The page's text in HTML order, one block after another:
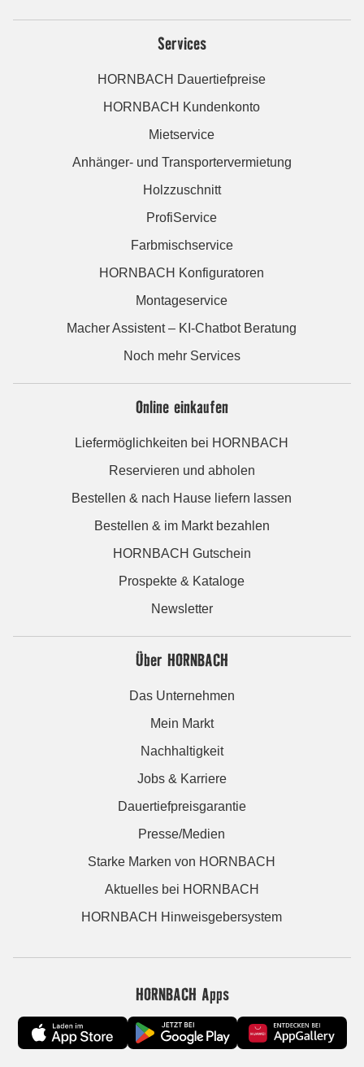
Services
HORNBACH Dauertiefpreise
HORNBACH Kundenkonto
Mietservice
Anhänger- und Transportervermietung
Holzzuschnitt
ProfiService
Farbmischservice
HORNBACH Konfiguratoren
Montageservice
Macher Assistent – KI-Chatbot Beratung
Noch mehr Services
Online einkaufen
Liefermöglichkeiten bei HORNBACH
Reservieren und abholen
Bestellen & nach Hause liefern lassen
Bestellen & im Markt bezahlen
HORNBACH Gutschein
Prospekte & Kataloge
Newsletter
Über HORNBACH
Das Unternehmen
Mein Markt
Nachhaltigkeit
Jobs & Karriere
Dauertiefpreisgarantie
Presse/Medien
Starke Marken von HORNBACH
Aktuelles bei HORNBACH
HORNBACH Hinweisgebersystem
HORNBACH Apps